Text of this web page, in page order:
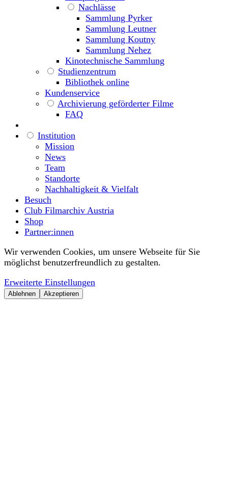
Nachlässe
Sammlung Pyrker
Sammlung Leutner
Sammlung Koutny
Sammlung Nehez
Kinotechnische Sammlung
Studienzentrum
Bibliothek online
Kundenservice
Archivierung geförderter Filme
FAQ
Institution
Mission
News
Team
Standorte
Nachhaltigkeit & Vielfalt
Besuch
Club Filmarchiv Austria
Shop
Partner:innen
Wir verwenden Cookies, um unsere Webseite für Sie
möglichst benutzerfreundlich zu gestalten.
Erweiterte Einstellungen
Ablehnen Akzeptieren